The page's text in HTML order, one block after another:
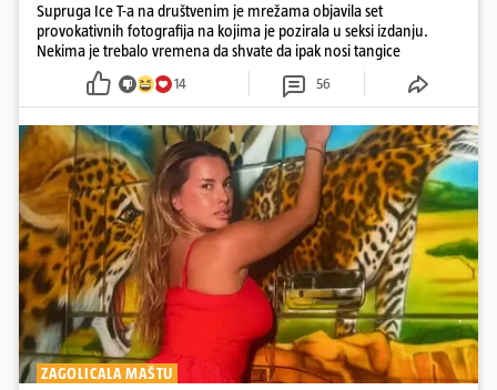
Supruga Ice T-a na društvenim je mrežama objavila set
provokativnih fotografija na kojima je pozirala u seksi izdanju.
Nekima je trebalo vremena da shvate da ipak nosi tangice
14 56
ZAGOLICALA MAŠTU